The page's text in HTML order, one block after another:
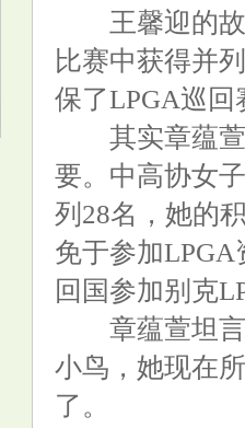
王馨迎的故
比赛中获得并
保了LPGA巡回
其实章蕴萱
要。中高协女
列28名，她的
免于参加
回国参加别克
章蕴萱坦言
小鸟，她现在
了。